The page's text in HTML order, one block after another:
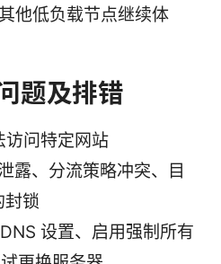
他低负载节点继续体
题及排错
访问特定网站
露、分流策略冲突、目
封锁
设置、启用强制所有